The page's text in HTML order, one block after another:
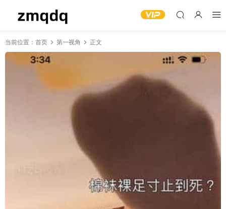
当前位置： 首页 第一视角 正文